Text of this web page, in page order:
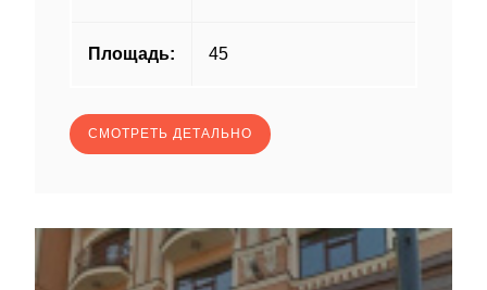
Площадь: 45
СМОТРЕТЬ ДЕТАЛЬНО